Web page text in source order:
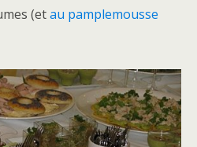
(etau pamplemousse